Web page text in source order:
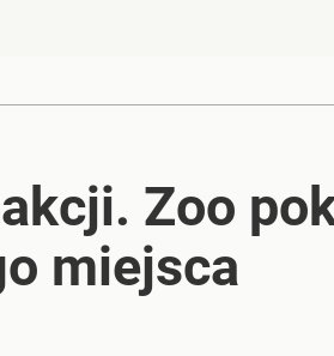
Zoo
miejsca